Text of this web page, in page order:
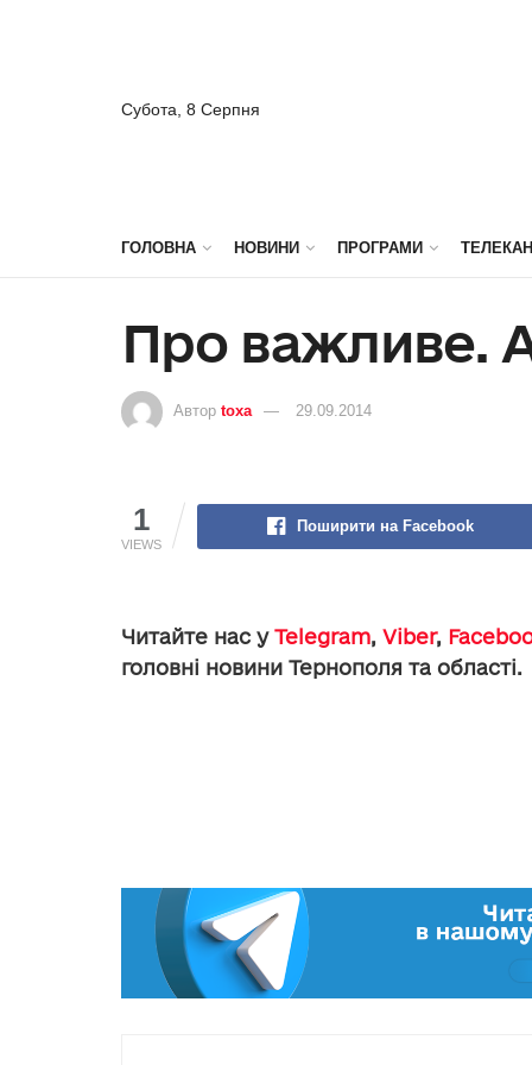
Субота, 8 Серпня
ГОЛОВНА НОВИНИ ПРОГРАМИ
Про важливе.
Автор toxa 29.09.2014
1
VIEWS
Поширити на Facebook
Читайте нас у Telegram, Viber,
головні новини Тернополя та області.